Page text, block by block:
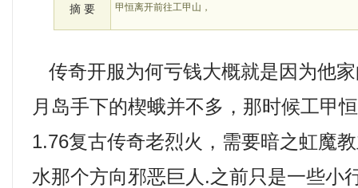
摘 要
甲恒离开前往工甲山，
传奇开服为何亏钱大概就是因为他
月岛手下的楔蛾并不多，那时候工甲
1.76复古传奇老烈火，需要暗之虹魔
水那个方向邪恶巨人.之前只是一些小